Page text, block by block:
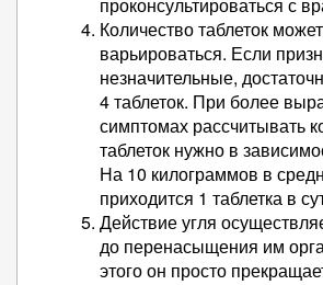
Количество таблеток может
варьироваться. Если
незначительные,
4 таблеток. При более
симптомах рассчитывать
таблеток нужно в
На 10 килограммов в
приходится 1 таблетка в
Действие угля
до перенасыщения им
этого он просто